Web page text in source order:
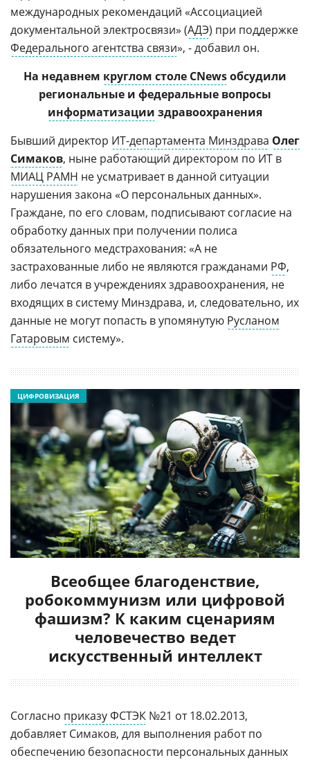
международных рекомендаций «Ассоциацией
документальной электросвязи» (АДЭ) при поддержке
Федерального агентства связи», - добавил он.
На недавнем круглом столе CNewsобсудили
региональные и федеральные вопросы
информатизации здравоохранения
Бывший директор ИТ-департамента Минздрава Олег
Симаков, ныне работающий директором по ИТ в
МИАЦ РАМН не усматривает в данной ситуации
нарушения закона «О персональных данных».
Граждане, по его словам, подписывают согласие на
обработку данных при получении полиса
обязательного медстрахования: «А не
застрахованные либо не являются гражданами РФ,
либо лечатся в учреждениях здравоохранения, не
входящих в систему Минздрава, и, следовательно, их
данные не могут попасть в упомянутую Русланом
Гатаровым систему».
Всеобщее благоденствие,
робокоммунизм или цифровой
фашизм? К каким сценариям
человечество ведет
искусственный интеллект
ЦИФРОВИЗАЦИЯ
Согласно приказу ФСТЭК №21 от 18.02.2013,
добавляет Симаков, для выполнения работ по
обеспечению безопасности персональных данных